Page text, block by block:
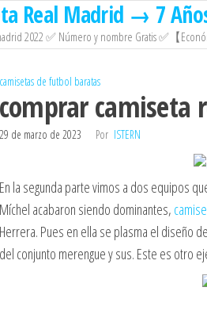
Real Madrid → 7
2022 ✅ Número y nombre Gratis ✅【
camisetas de futbol baratas
comprar camiseta
29 de marzo de 2023 Por ISTERN
En la segunda parte vimos a dos equipos
Míchel acabaron siendo dominantes,
Herrera. Pues en ella se plasma el diseño
del conjunto merengue y sus. Este es otro